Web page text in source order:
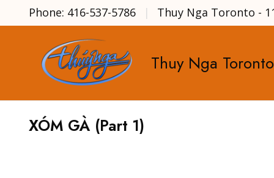
Phone: 416-537-5786 Thuy Nga Toronto -
Thuy Nga Toronto
XÓM GÀ (Part 1)